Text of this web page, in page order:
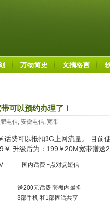
万物简史 文摘格言
可以预约办理了！
电信, 安徽电信, 宽带
话费可以抵扣3G上网流量。 目前
￥ 升级后为：199￥20M宽带赠送
国内话费 +点对点短信
送200元话费 套餐内最多
3部手机 和1部固话共享